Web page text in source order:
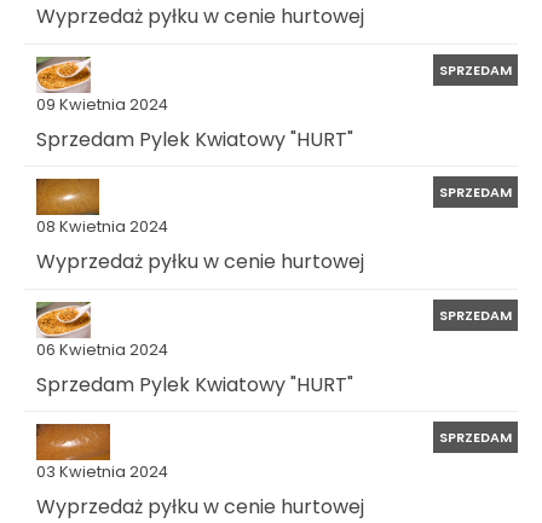
Wyprzedaż pyłku w cenie hurtowej
09 Kwietnia 2024
SPRZEDAM
Sprzedam Pylek Kwiatowy "HURT"
08 Kwietnia 2024
SPRZEDAM
Wyprzedaż pyłku w cenie hurtowej
06 Kwietnia 2024
SPRZEDAM
Sprzedam Pylek Kwiatowy "HURT"
03 Kwietnia 2024
SPRZEDAM
Wyprzedaż pyłku w cenie hurtowej